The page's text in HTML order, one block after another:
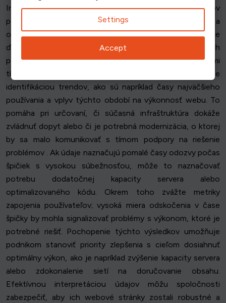
Interpretácia výsledkov súbežnej analýzy údajov
používateľov je kľúčová pre efektívnu správu a
optimalizáciu webových stránok. Po zhromaždení údajov je
ďalším krokom premietnuť tieto zistenia do použiteľných
poznatkov. Je dôležité overiť presnosť údajov s príslušnými
tímami, aby sa zabezpečili spoľahlivé závery. Začnite
identifikáciou trendov, ako sú napríklad časy najväčšieho
používania a vplyv týchto období na výkonnosť webu. To
pomáha pri určovaní, či súčasná infraštruktúra dokáže
zvládnuť dopyt alebo či je potrebná modernizácia, o ktorej
by sa malo komunikovať s tímom podpory na riešenie
problémov . Ak údaje naznačujú pomalé časy odozvy počas
špičiek s vysokou súbežnosťou, môže to naznačovať
potrebu dodatočnej kapacity servera alebo
optimalizovaného kódu. Okrem toho zvážte metriky
zapojenia používateľov; vysoká miera odskočenia v čase
špičky by mohla signalizovať problémy s výkonom, ktoré je
potrebné riešiť. Pochopenie týchto výsledkov umožňuje
podnikom stanoviť priority zlepšenia s cieľom dosiahnuť
optimálny výkon, ako je napríklad zvýšenie kapacity servera
alebo zdokonalenie sietí na doručovanie obsahu.
Efektívnou interpretáciou údajov môžu spoločnosti
zabezpečiť, aby ich webové stránky zostali robustné a
Settings
Accept